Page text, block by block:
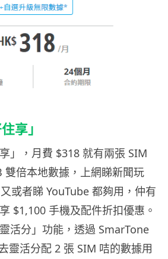
享」
」，月費 $318 就有兩張 SIM
雙倍本地數據，上網睇新聞玩
或者睇 YouTube 都夠用，仲有
$1,100 手機及配件折扣優惠。
活分」功能，透過 SmarTone
靈活分配 2 張 SIM 咭的數據用